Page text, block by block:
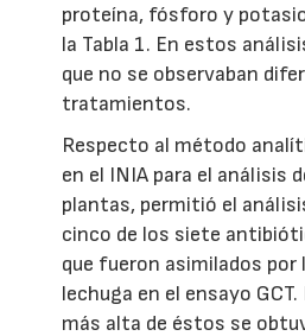
proteína, fósforo y
la Tabla 1. En estos
que no se observaban
tratamientos.
Respecto al método
en el INIA para el análisis
plantas, permitió el
cinco de los siete
que fueron asimilados por
lechuga en el ensayo
más alta de éstos se